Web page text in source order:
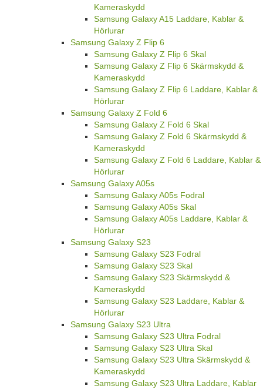
Kameraskydd
Samsung Galaxy A15 Laddare, Kablar &
Hörlurar
Samsung Galaxy Z Flip 6
Samsung Galaxy Z Flip 6 Skal
Samsung Galaxy Z Flip 6 Skärmskydd &
Kameraskydd
Samsung Galaxy Z Flip 6 Laddare, Kablar &
Hörlurar
Samsung Galaxy Z Fold 6
Samsung Galaxy Z Fold 6 Skal
Samsung Galaxy Z Fold 6 Skärmskydd &
Kameraskydd
Samsung Galaxy Z Fold 6 Laddare, Kablar &
Hörlurar
Samsung Galaxy A05s
Samsung Galaxy A05s Fodral
Samsung Galaxy A05s Skal
Samsung Galaxy A05s Laddare, Kablar &
Hörlurar
Samsung Galaxy S23
Samsung Galaxy S23 Fodral
Samsung Galaxy S23 Skal
Samsung Galaxy S23 Skärmskydd &
Kameraskydd
Samsung Galaxy S23 Laddare, Kablar &
Hörlurar
Samsung Galaxy S23 Ultra
Samsung Galaxy S23 Ultra Fodral
Samsung Galaxy S23 Ultra Skal
Samsung Galaxy S23 Ultra Skärmskydd &
Kameraskydd
Samsung Galaxy S23 Ultra Laddare, Kablar